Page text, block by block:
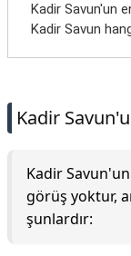
Kadir Savun'un
Kadir Savun
Kadir
Kadir
görüş yoktur,
şunlardır: